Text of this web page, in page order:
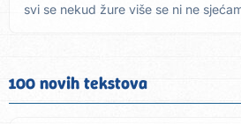
svi se nekud žure više se ni ne
100 novih tekstova